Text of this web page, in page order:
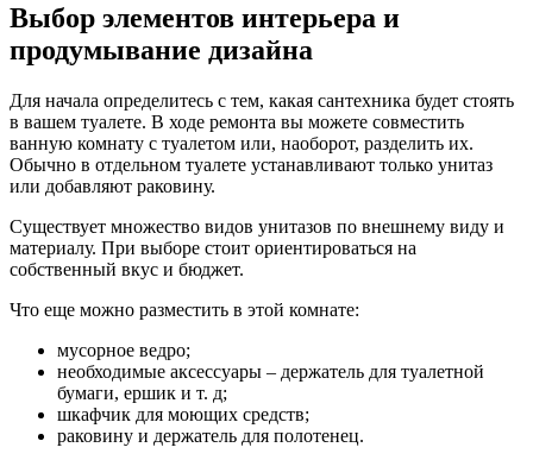
Выбор элементов интерьера и
продумывание дизайна
Для начала определитесь с тем, какая сантехника будет стоять
в вашем туалете. В ходе ремонта вы можете совместить
ванную комнату с туалетом или, наоборот, разделить их.
Обычно в отдельном туалете устанавливают только унитаз
или добавляют раковину.
Существует множество видов унитазов по внешнему виду и
материалу. При выборе стоит ориентироваться на
собственный вкус и бюджет.
Что еще можно разместить в этой комнате:
мусорное ведро;
необходимые аксессуары – держатель для туалетной
бумаги, ершик и т. д;
шкафчик для моющих средств;
раковину и держатель для полотенец.